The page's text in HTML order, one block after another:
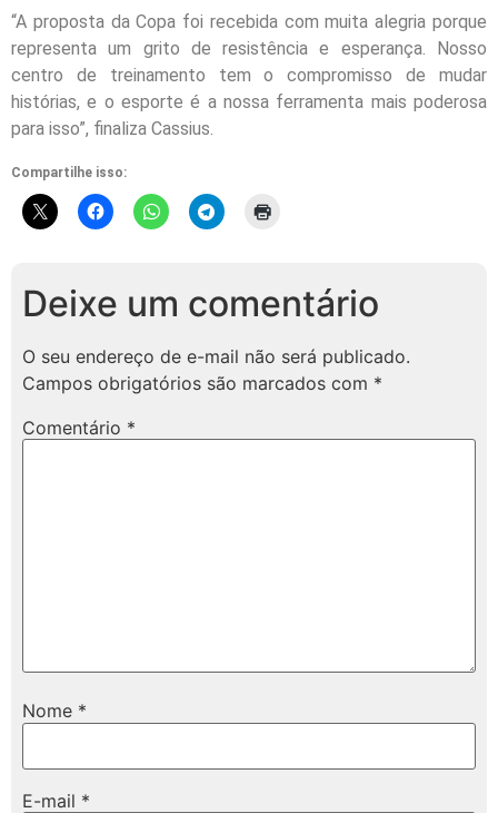
“A proposta da Copa foi recebida com muita alegria porque
representa um grito de resistência e esperança. Nosso
centro de treinamento tem o compromisso de mudar
histórias, e o esporte é a nossa ferramenta mais poderosa
para isso”, finaliza Cassius.
Compartilhe isso:
Deixe um comentário
O seu endereço de e-mail não será publicado.
Campos obrigatórios são marcados com *
Comentário *
Nome *
E-mail *